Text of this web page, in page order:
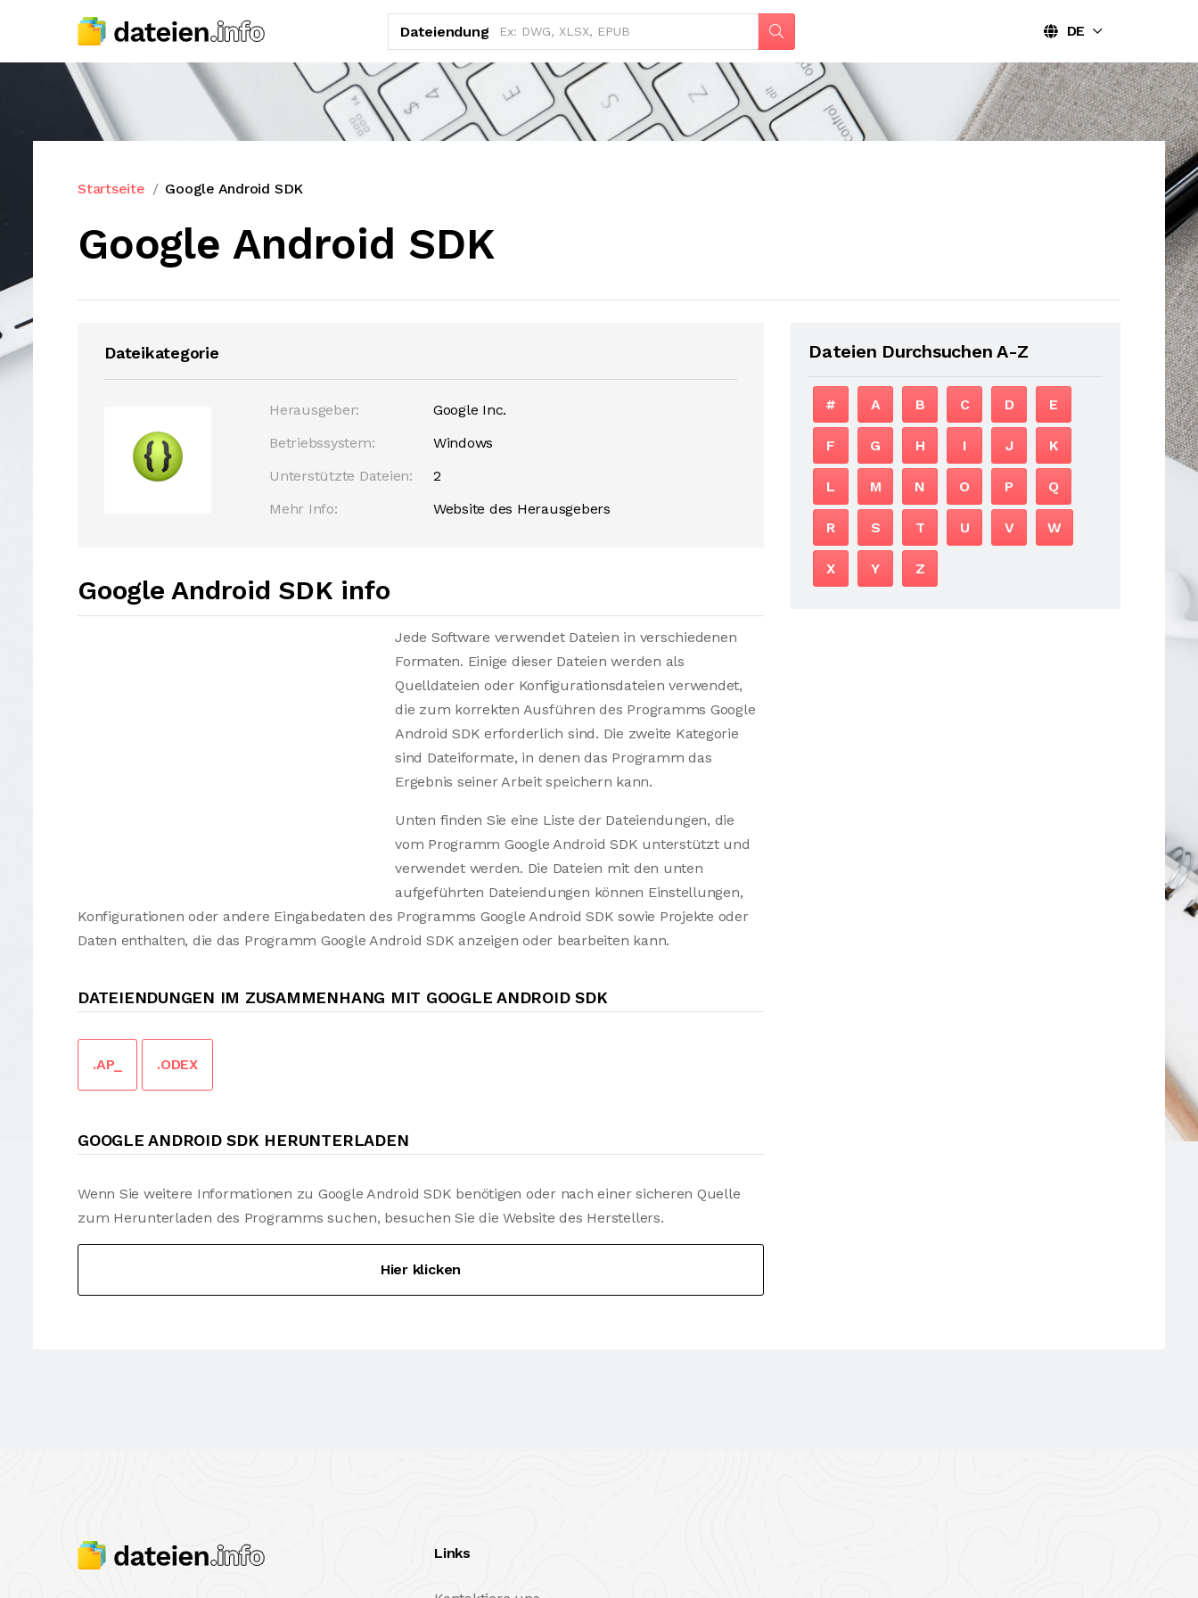
Dateiendung DE
Startseite Google Android SDK
Google Android SDK
Dateikategorie
Herausgeber:
Google Inc.
Betriebssystem:
Windows
Unterstützte Dateien:
2
Mehr Info:
Website des Herausgebers
Google Android SDK info
Jede Software verwendet Dateien in verschiedenen
Formaten. Einige dieser Dateien werden als
Quelldateien oder Konfigurationsdateien verwendet,
die zum korrekten Ausführen des Programms Google
Android SDK erforderlich sind. Die zweite Kategorie
sind Dateiformate, in denen das Programm das
Ergebnis seiner Arbeit speichern kann.
Unten finden Sie eine Liste der Dateiendungen, die
vom Programm Google Android SDK unterstützt und
verwendet werden. Die Dateien mit den unten
aufgeführten Dateiendungen können Einstellungen,
Konfigurationen oder andere Eingabedaten des Programms Google Android SDK sowie Projekte oder
Daten enthalten, die das Programm Google Android SDK anzeigen oder bearbeiten kann.
DATEIENDUNGEN IM ZUSAMMENHANG MIT GOOGLE ANDROID SDK
.AP_ .ODEX
GOOGLE ANDROID SDK HERUNTERLADEN
Wenn Sie weitere Informationen zu Google Android SDK benötigen oder nach einer sicheren Quelle
zum Herunterladen des Programms suchen, besuchen Sie die Website des Herstellers.
Hier klicken
Dateien Durchsuchen A-Z
# A B C D E
F G H I J K
L M N O P Q
R S T U V W
X Y Z
Links